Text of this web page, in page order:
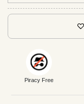
Piracy Free